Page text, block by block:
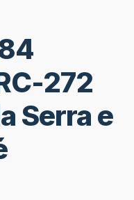
272
Serra e